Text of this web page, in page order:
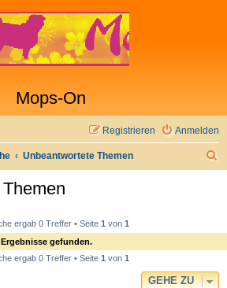
Mops-On
Anmelden
Registrieren
Unbeantwortete Themen
ergab 0 Treffer • Seite 1von 1
gefunden.
ergab 0 Treffer • Seite 1von 1
GEHE ZU